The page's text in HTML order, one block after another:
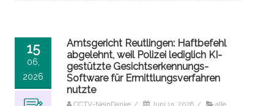
15
06,
2026
Amtsgericht Reutlingen: Haftbefehl
abgelehnt, weil Polizei lediglich KI-
gestützte Gesichtserkennungs-
Software für Ermittlungsverfahren
nutzte
CCTV-NeinDanke / Juni 15, 2026 / alle